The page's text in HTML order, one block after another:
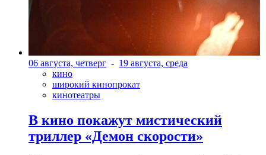
06 августа, четверг - 19 августа, среда
кино
широкий кинопрокат
кинотеатры
В кино покажут мистический
триллер «Демон скорости»